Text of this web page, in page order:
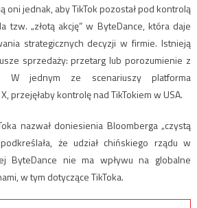
oni jednak, aby TikTok pozostał pod kontrolą
tzw. „złotą akcję” w ByteDance, która daje
strategicznych decyzji w firmie. Istnieją
sprzedaży: przetarg lub porozumienie z
W jednym ze scenariuszy platforma
przejęłaby kontrolę nad TikTokiem w USA.
nazwał doniesienia Bloomberga „czystą
że udział chińskiego rządu w
ByteDance nie ma wpływu na globalne
w tym dotyczące TikToka.